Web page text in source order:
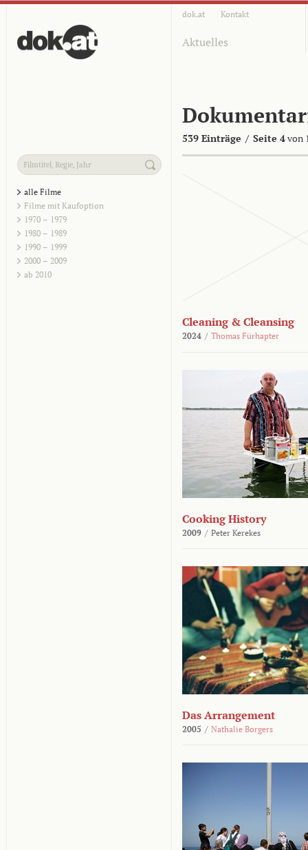
dok.at Kontakt
Aktuelles
539 Einträge / Seite 4von
alle Filme
Filme mit Kaufoption
1970 – 1979
1980 – 1989
1990 – 1999
2000 – 2009
ab 2010
Cleaning & Cleansing
2024 / Thomas Fürhapter
Cooking History
2009 / Peter Kerekes
Das Arrangement
2005 / Nathalie Borgers